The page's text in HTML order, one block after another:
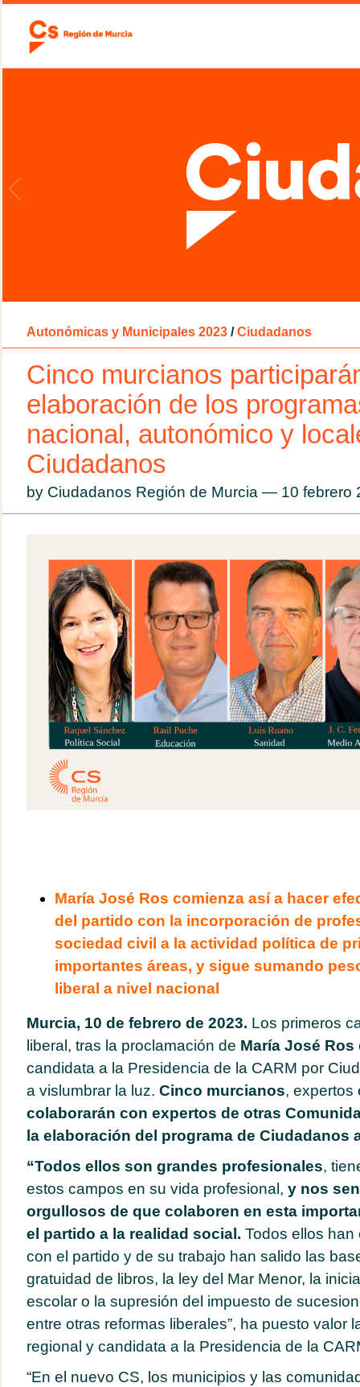
Autonómicas y Municipales 2023 / Ciudadanos
Cinco murcianos
elaboración de los
nacional, autonómico y
Ciudadanos
by Ciudadanos Región de Murcia — 10 febrero
María José Ros comienza así a hacer
del partido con la incorporación de
sociedad civil a la actividad política de
importantes áreas, y sigue sumando
liberal a nivel nacional
Murcia, 10 de febrero de 2023. Los primeros
liberal, tras la proclamación de María José Ros
candidata a la Presidencia de la CARM por
a vislumbrar la luz. Cinco murcianos, expertos
colaborarán con expertos de otras
la elaboración del programa de Ciudadanos
“Todos ellos son grandes profesionales,
estos campos en su vida profesional, y nos
orgullosos de que colaboren en esta
el partido a la realidad social. Todos ellos
con el partido y de su trabajo han salido las
gratuidad de libros, la ley del Mar Menor, la
escolar o la supresión del impuesto de
entre otras reformas liberales”, ha puesto valor
regional y candidata a la Presidencia de la
“En el nuevo CS, los municipios y las